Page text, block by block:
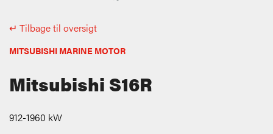
↵ Tilbage til oversigt
MITSUBISHI MARINE MOTOR
Mitsubishi S16R
912-1960 kW